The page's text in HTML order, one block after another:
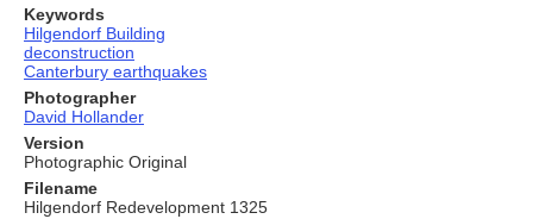
Keywords
Hilgendorf Building
deconstruction
Canterbury earthquakes
Photographer
David Hollander
Version
Photographic Original
Filename
Hilgendorf Redevelopment 1325